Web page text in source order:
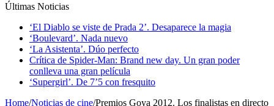
Últimas Noticias
‘El Diablo se viste de Prada 2’. Desaparece la magia
‘Boulevard’. Nada nuevo
‘La Asistenta’. Dúo perfecto
Crítica de Spider-Man: Brand new day. Un gran poder
conlleva una gran película
‘Supergirl’. De 7’5 con fresquito
Home/Noticias de cine/Premios Goya 2012. Los finalistas en directo